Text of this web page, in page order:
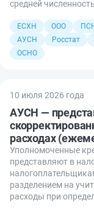
средней
ЕСХН ООО
АУСН
Росстат
ОСНО
10 июля 2026 года
АУСН —
расходах
Уполномоченные
представляют в
разделением на
расходы при